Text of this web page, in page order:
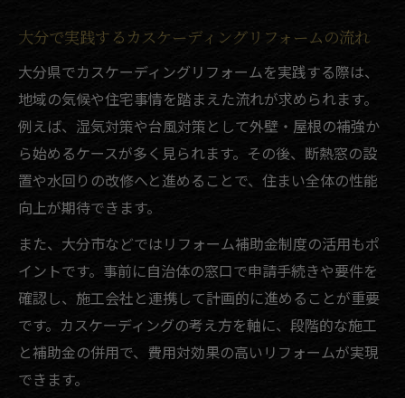
大分で実践するカスケーディングリフォームの流れ
大分県でカスケーディングリフォームを実践する際は、
地域の気候や住宅事情を踏まえた流れが求められます。
例えば、湿気対策や台風対策として外壁・屋根の補強か
ら始めるケースが多く見られます。その後、断熱窓の設
置や水回りの改修へと進めることで、住まい全体の性能
向上が期待できます。
また、大分市などではリフォーム補助金制度の活用もポ
イントです。事前に自治体の窓口で申請手続きや要件を
確認し、施工会社と連携して計画的に進めることが重要
です。カスケーディングの考え方を軸に、段階的な施工
と補助金の併用で、費用対効果の高いリフォームが実現
できます。